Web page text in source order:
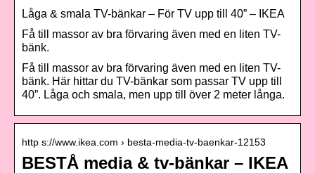
Låga & smala TV-bänkar – För TV upp till 40” – IKEA
Få till massor av bra förvaring även med en liten TV-
bänk.
Få till massor av bra förvaring även med en liten TV-
bänk. Här hittar du TV-bänkar som passar TV upp till
40”. Låga och smala, men upp till över 2 meter långa.
http s://www.ikea.com › besta-media-tv-baenkar-12153
BESTÅ media & tv-bänkar – IKEA